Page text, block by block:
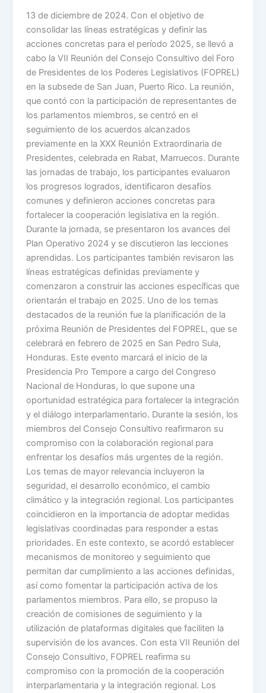
13 de diciembre de 2024. Con el objetivo de
consolidar las líneas estratégicas y definir las
acciones concretas para el período 2025, se llevó a
cabo la VII Reunión del Consejo Consultivo del Foro
de Presidentes de los Poderes Legislativos (FOPREL)
en la subsede de San Juan, Puerto Rico. La reunión,
que contó con la participación de representantes de
los parlamentos miembros, se centró en el
seguimiento de los acuerdos alcanzados
previamente en la XXX Reunión Extraordinaria de
Presidentes, celebrada en Rabat, Marruecos. Durante
las jornadas de trabajo, los participantes evaluaron
los progresos logrados, identificaron desafíos
comunes y definieron acciones concretas para
fortalecer la cooperación legislativa en la región.
Durante la jornada, se presentaron los avances del
Plan Operativo 2024 y se discutieron las lecciones
aprendidas. Los participantes también revisaron las
líneas estratégicas definidas previamente y
comenzaron a construir las acciones específicas que
orientarán el trabajo en 2025. Uno de los temas
destacados de la reunión fue la planificación de la
próxima Reunión de Presidentes del FOPREL, que se
celebrará en febrero de 2025 en San Pedro Sula,
Honduras. Este evento marcará el inicio de la
Presidencia Pro Tempore a cargo del Congreso
Nacional de Honduras, lo que supone una
oportunidad estratégica para fortalecer la integración
y el diálogo interparlamentario. Durante la sesión, los
miembros del Consejo Consultivo reafirmaron su
compromiso con la colaboración regional para
enfrentar los desafíos más urgentes de la región.
Los temas de mayor relevancia incluyeron la
seguridad, el desarrollo económico, el cambio
climático y la integración regional. Los participantes
coincidieron en la importancia de adoptar medidas
legislativas coordinadas para responder a estas
prioridades. En este contexto, se acordó establecer
mecanismos de monitoreo y seguimiento que
permitan dar cumplimiento a las acciones definidas,
así como fomentar la participación activa de los
parlamentos miembros. Para ello, se propuso la
creación de comisiones de seguimiento y la
utilización de plataformas digitales que faciliten la
supervisión de los avances. Con esta VII Reunión del
Consejo Consultivo, FOPREL reafirma su
compromiso con la promoción de la cooperación
interparlamentaria y la integración regional. Los